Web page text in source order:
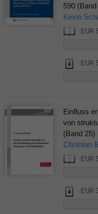
590 (Band
Kevin
EUR
EUR
Einfluss
von
(Band 25)
Christian
EUR
EUR